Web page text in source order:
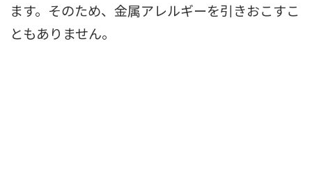
ます。そのため、金属アレルギーを引きおこすこ
ともありません。